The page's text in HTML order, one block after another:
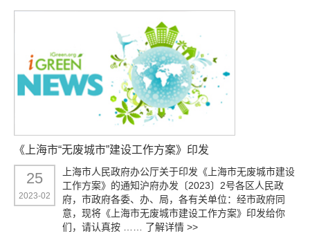
《上海市“无废城市”建设工作方案》印发
25
2023-02
上海市人民政府办公厅关于印发《上海市无废城市建设
工作方案》的通知沪府办发〔2023〕2号各区人民政
府，市政府各委、办、局，各有关单位：经市政府同
意，现将《上海市无废城市建设工作方案》印发给你
们，请认真按 …… 了解详情 >>